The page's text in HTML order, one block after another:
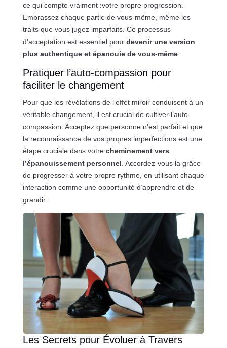
ce qui compte vraiment :votre propre progression.
Embrassez chaque partie de vous-même, même les
traits que vous jugez imparfaits. Ce processus
d’acceptation est essentiel pour devenir une version
plus authentique et épanouie de vous-même.
Pratiquer l’auto-compassion pour
faciliter le changement
Pour que les révélations de l’effet miroir conduisent à un
véritable changement, il est crucial de cultiver l’auto-
compassion. Acceptez que personne n’est parfait et que
la reconnaissance de vos propres imperfections est une
étape cruciale dans votre cheminement vers
l’épanouissement personnel. Accordez-vous la grâce
de progresser à votre propre rythme, en utilisant chaque
interaction comme une opportunité d’apprendre et de
grandir.
Les Secrets pour Évoluer à Travers